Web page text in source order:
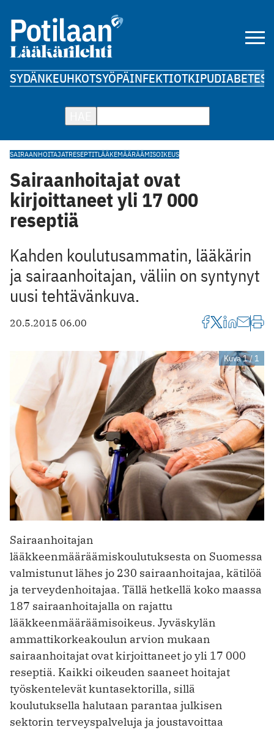
SYDÄNKEUHKOTSYÖPÄINFEKTIOTKIPUDIABETES
SAIRAANHOITAJATRESEPTITLÄÄKEMÄÄRÄÄMISOIKEUS
Sairaanhoitajat ovat
kirjoittaneet yli 17 000
reseptiä
Kahden koulutusammatin, lääkärin
ja sairaanhoitajan, väliin on syntynyt
uusi tehtävänkuva.
20.5.2015 06.00
Kuva 1 / 1
Sairaanhoitajan
lääkkeenmääräämiskoulutuksesta on Suomessa
valmistunut lähes jo 230 sairaanhoitajaa, kätilöä
ja terveydenhoitajaa. Tällä hetkellä koko maassa
187 sairaanhoitajalla on rajattu
lääkkeenmääräämisoikeus. Jyväskylän
ammattikorkeakoulun arvion mukaan
sairaanhoitajat ovat kirjoittaneet jo yli 17 000
reseptiä. Kaikki oikeuden saaneet hoitajat
työskentelevät kuntasektorilla, sillä
koulutuksella halutaan parantaa julkisen
sektorin terveyspalveluja ja joustavoittaa